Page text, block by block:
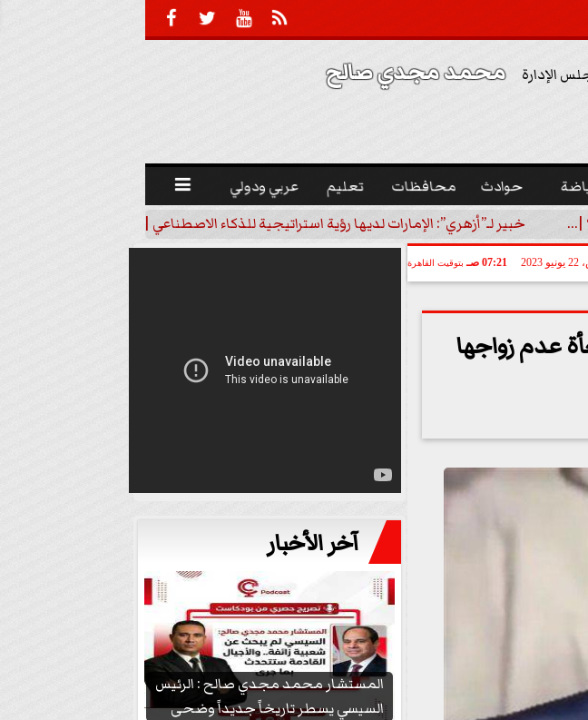
  

الإدارة محمد مجدي صالح
حوادث محافظات تعليم عربي ودولي 
|... خبير لـ”أزهري”: الإمارات لديها رؤية استراتيجية للذكاء الاصطناعي | فيديو
07:21 صـ بتوقيت القاهرة
عدم زواجها
آخر الأخبار
المستشار محمد مجدي صالح : الرئيس
السيسي يسطر تاريخاً جديداً وضحى